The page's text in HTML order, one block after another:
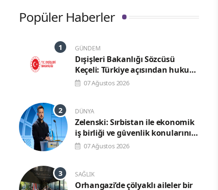
Popüler Haberler
GÜNDEM
Dışişleri Bakanlığı Sözcüsü
Keçeli: Türkiye açısından hukuki
sonuç doğurmaz
07 Ağustos 2026
DÜNYA
Zelenski: Sırbistan ile ekonomik
iş birliği ve güvenlik konularını
görüşeceğiz
07 Ağustos 2026
SAĞLIK
Orhangazi’de çölyaklı aileler bir